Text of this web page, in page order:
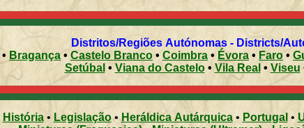
Distritos/Regiões Autónomas -
• Bragança•Castelo Branco • Coimbra • Évora • Faro•
Setúbal •Viana do Castelo• Vila Real • Viseu
História • Legislação •Heráldica Autárquica• Portugal •